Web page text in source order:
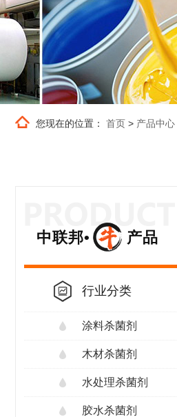
您现在的位置： 首页 > 产品中心
中联邦• 产品
行业分类
涂料杀菌剂
木材杀菌剂
水处理杀菌剂
胶水杀菌剂